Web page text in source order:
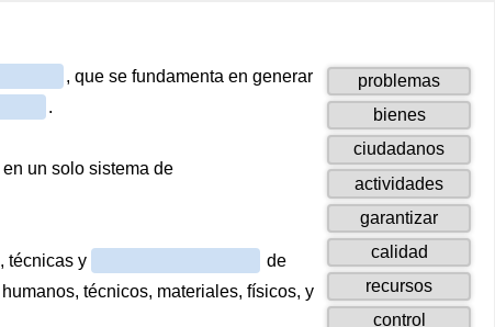
problemas
de
bienes
de
69
ciudadanos
de
actividades
de
garantizar
de
calidad
de
69
recursos
de
control
, que se fundamenta en generar
.
en un solo sistema de
, técnicas y
de
humanos, técnicos, materiales, físicos, y